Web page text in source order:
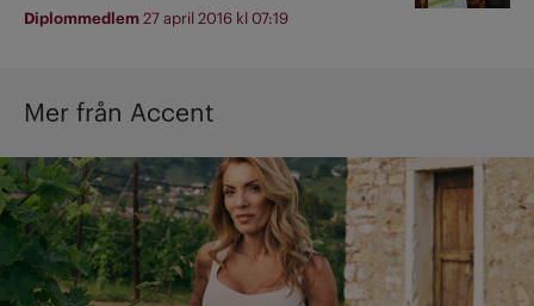
Diplommedlem27 april 2016 kl 07:19
Mer från Accent